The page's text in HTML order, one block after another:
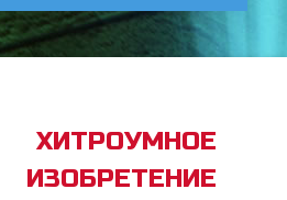
ХИТРОУМНОЕ
ИЗОБРЕТЕНИЕ